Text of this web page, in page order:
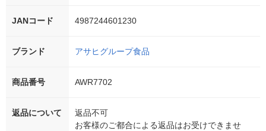
JANコード 4987244601230
ブランド アサヒグループ食品
商品番号 AWR7702
返品について
返品不可
お客様のご都合による返品はお受けできませ